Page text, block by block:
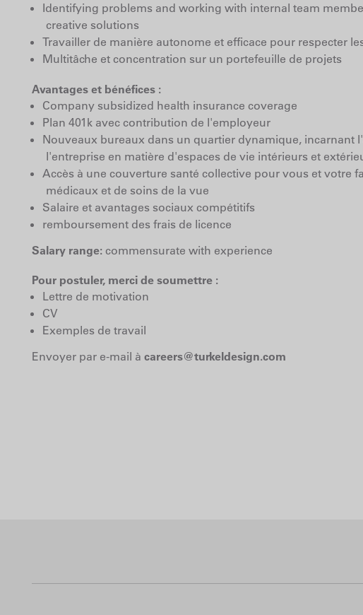
Identifying problems and working with internal team
creative solutions
Travailler de manière autonome et efficace pour respecter
Multitâche et concentration sur un portefeuille de projets
Avantages et bénéfices :
Company subsidized health insurance coverage
Plan 401k avec contribution de l'employeur
Nouveaux bureaux dans un quartier dynamique, incarnant
l'entreprise en matière d'espaces de vie intérieurs et
Accès à une couverture santé collective pour vous et votre
médicaux et de soins de la vue
Salaire et avantages sociaux compétitifs
remboursement des frais de licence
Salary range: commensurate with experience
Pour postuler, merci de soumettre :
Lettre de motivation
CV
Exemples de travail
Envoyer par e-mail à careers@turkeldesign.com